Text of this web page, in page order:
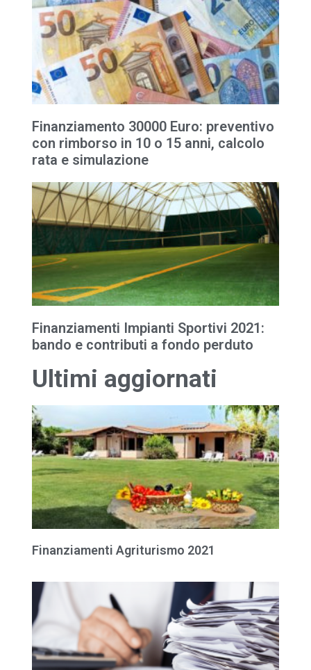
Finanziamento 30000 Euro: preventivo
con rimborso in 10 o 15 anni, calcolo
rata e simulazione
Finanziamenti Impianti Sportivi 2021:
bando e contributi a fondo perduto
Ultimi aggiornati
Finanziamenti Agriturismo 2021